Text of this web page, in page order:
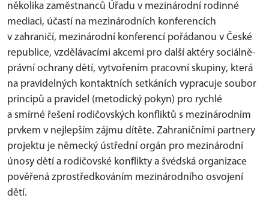
několika zaměstnanců Úřadu v mezinárodní rodinné
mediaci, účastí na mezinárodních konferencích
v zahraničí, mezinárodní konferencí pořádanou v České
republice, vzdělávacími akcemi pro další aktéry sociálně-
právní ochrany dětí, vytvořením pracovní skupiny, která
na pravidelných kontaktních setkáních vypracuje soubor
principů a pravidel (metodický pokyn) pro rychlé
a smírné řešení rodičovských konfliktů s mezinárodním
prvkem v nejlepším zájmu dítěte. Zahraničními partnery
projektu je německý ústřední orgán pro mezinárodní
únosy dětí a rodičovské konflikty a švédská organizace
pověřená zprostředkováním mezinárodního osvojení
dětí.